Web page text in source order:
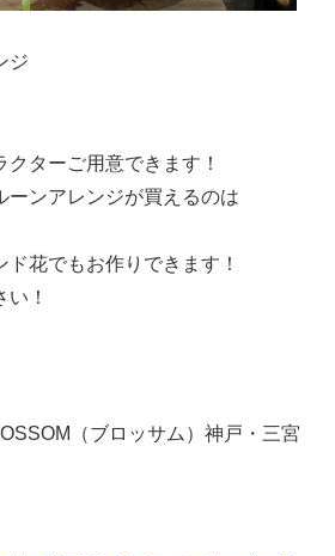
ジ
ターご用意できます！
ーンアレンジが買えるのは
ド花でもお作りできます！
！
（ブロッサム）神戸・三宮